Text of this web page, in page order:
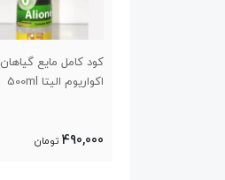
کود مایع آهن
الیتا 500ML
480,000